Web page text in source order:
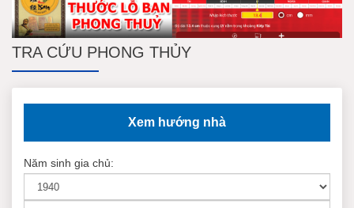
TRA CỨU PHONG THỦY
Xem hướng nhà
Năm sinh gia chủ: